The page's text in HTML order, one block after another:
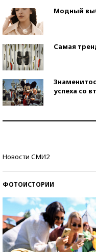
Модный
Самая
успеха со
Новости СМИ2
ФОТОИСТОРИИ